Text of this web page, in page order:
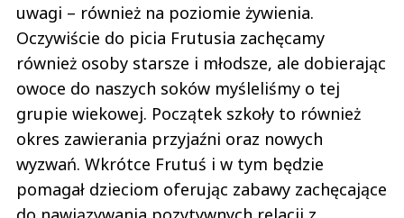
uwagi – również na poziomie żywienia.
Oczywiście do picia Frutusia zachęcamy
również osoby starsze i młodsze, ale dobierając
owoce do naszych soków myśleliśmy o tej
grupie wiekowej. Początek szkoły to również
okres zawierania przyjaźni oraz nowych
wyzwań. Wkrótce Frutuś i w tym będzie
pomagał dzieciom oferując zabawy zachęcające